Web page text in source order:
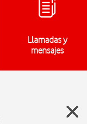
Llamadas y
mensajes